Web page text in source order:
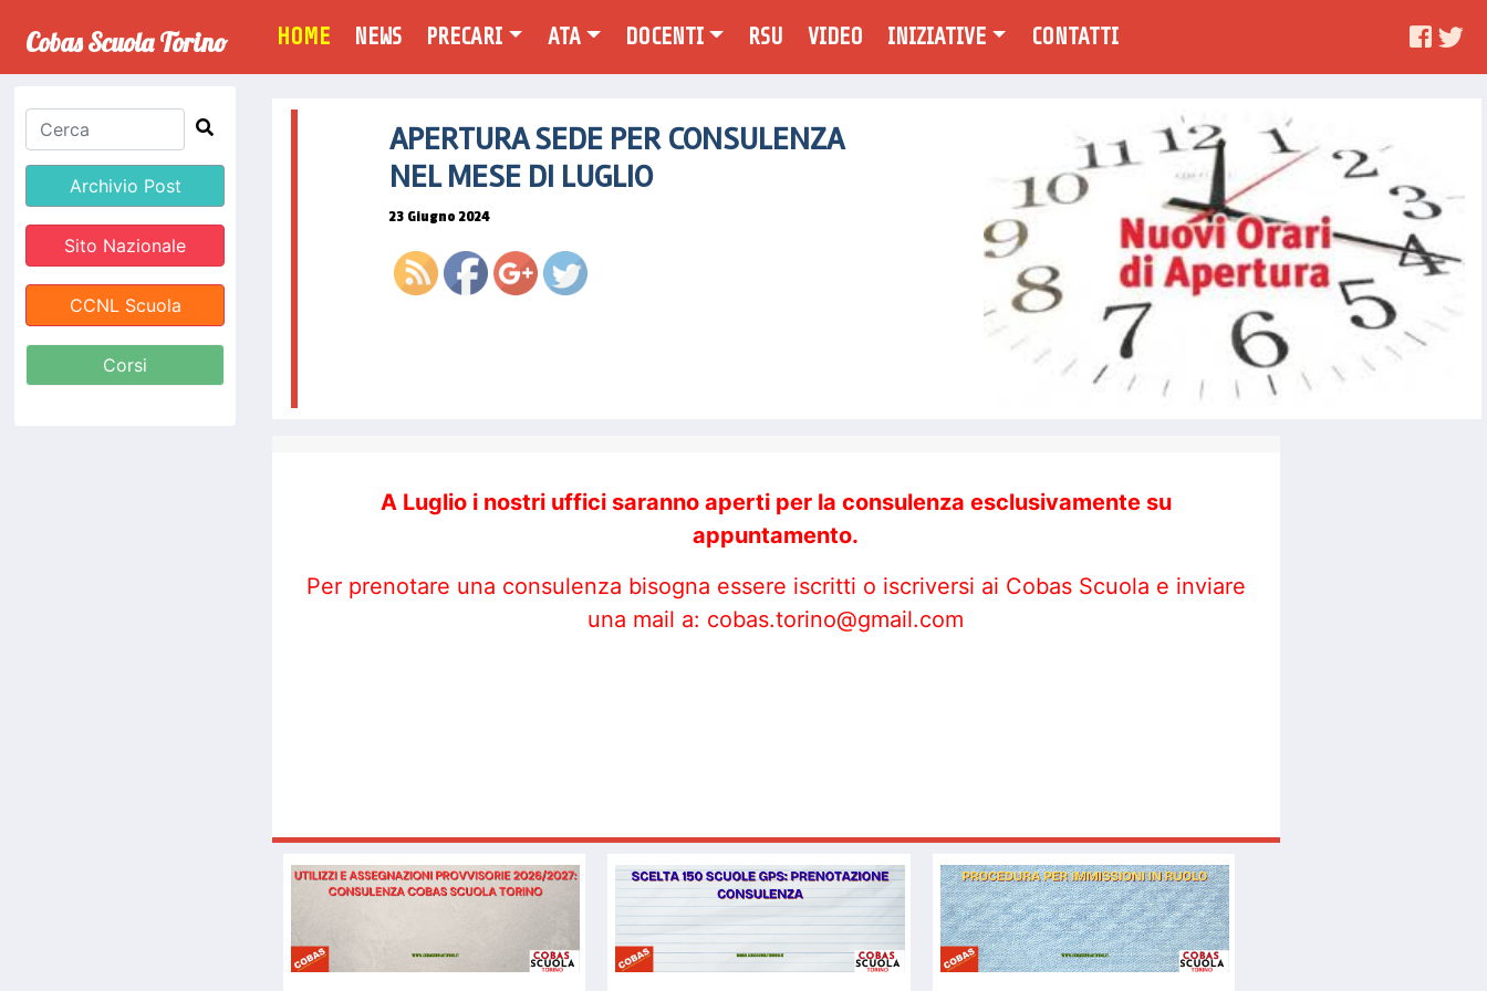
Cobas Scuola Torino HOME(CURRENT)
NEWS PRECARI ATA DOCENTI RSU VIDEO INIZIATIVE CONTATTI
Archivio Post
Sito Nazionale
CCNL Scuola
Corsi
APERTURA SEDE PER CONSULENZA
NEL MESE DI LUGLIO
23 Giugno 2024
https://www.cobascuolatorino.it/2024/06/apertura-
sede-per-
consulenza-
giugno">
A Luglio i nostri uffici saranno aperti per la consulenza esclusivamente su
appuntamento.
Per prenotare una consulenza bisogna essere iscritti o iscriversi ai Cobas Scuola e inviare
una mail a: cobas.torino@gmail.com